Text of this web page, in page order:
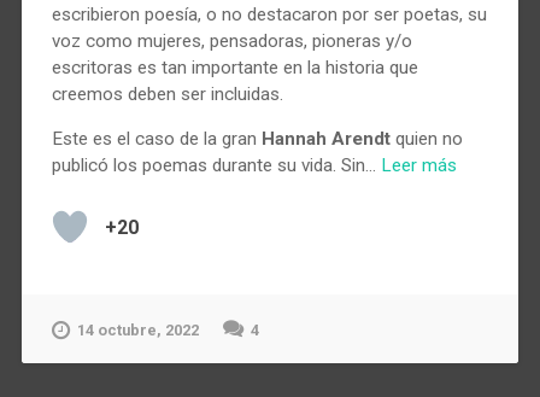
escribieron poesía, o no destacaron por ser poetas, su
voz como mujeres, pensadoras, pioneras y/o
escritoras es tan importante en la historia que
creemos deben ser incluidas.
Este es el caso de la gran Hannah Arendtquien no
publicó los poemas durante su vida. Sin… Leer más
+20
14 octubre, 2022 4